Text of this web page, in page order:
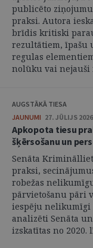
publicēto
praksi. Autora
brīdis kritiski
rezultātiem, īpašu
regulas
nolūku vai nejauši
AUGSTĀKĀ TIESA
JAUNUMI 27. JŪLIJS
Apkopota tiesu
šķērsošanu un
Senāta
praksi,
robežas
pārvietošanu pāri
iespēju nelikumīgi
analizēti Senāta
izskatītas no 2020.